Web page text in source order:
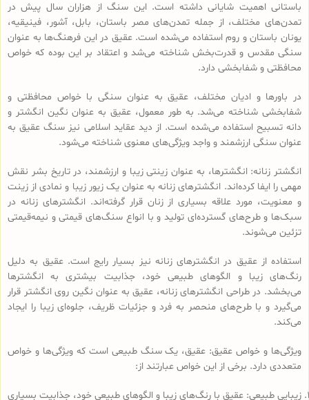
باستانی اهمیت شایانی داشته است. این سنگ از هزاران سال پیش در
تمدن‌های مختلف، از جمله تمدن‌های مصر باستان، بابل، آشور، فینیقیه،
یونان باستان و روم استفاده می‌شده است. عقیق در این فرهنگ‌ها به عنوان
سنگی مقدس و قدرت‌بخش شناخته می‌شد و اعتقاد بر این بوده که خواص
محافظتی و شفابخشی دارد.
در باورها و ادیان مختلف، عقیق به عنوان سنگی با خواص محافظتی و
شفابخشی شناخته می‌شد. به طور معمول، عقیق به عنوان نگین انگشتر و
دانه تسبیح استفاده می‌شده است. از دید عقاید اسلامی نیز سنگ عقیق به
عنوان سنگی ارزشمند و واجد ویژگی‌های معنوی شناخته می‌شود.
انگشتر زنانه: انگشترها، به عنوان زینتی زیبا و ارزشمند، در تاریخ بشر نقش
مهمی را ایفا کرده‌اند. انگشترهای زنانه به عنوان یک زیور زیبا و نمادی از زینت
و معنویت، مورد علاقه بسیاری از زنان قرار گرفته‌اند. انگشترهای زنانه در
سبک‌ها و طرح‌های گسترده‌ای تولید و با انواع سنگ‌های قیمتی و نیمه‌قیمتی
تزئین می‌شوند.
استفاده از عقیق در انگشترهای زنانه نیز بسیار رایج است. عقیق به دلیل
رنگ‌های زیبا و الگوهای طبیعی خود، جذابیت بیشتری به انگشترها
می‌بخشد. در طراحی انگشترهای زنانه، عقیق به عنوان نگین روی انگشتر قرار
می‌گیرد و با طرح‌های منحصر به فرد و جزئیات ظریف، جلوه‌ای زیبا را ایجاد
می‌کند.
ویژگی‌ها و خواص عقیق: عقیق، یک سنگ طبیعی است که ویژگی‌ها و خواص
متعددی دارد. برخی از این خواص عبارتند از:
زیبایی طبیعی: عقیق با رنگ‌های زیبا و الگوهای طبیعی خود، جذابیت بسیاری